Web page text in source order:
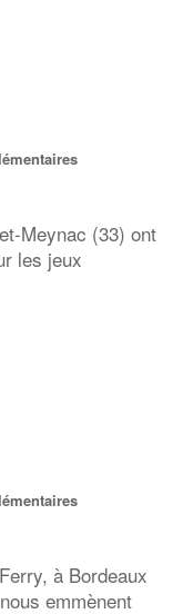
Meynac (33) ont
les jeux
à Bordeaux
emmènent